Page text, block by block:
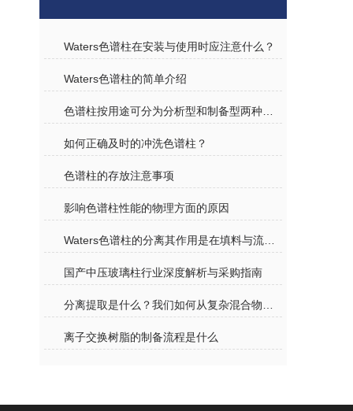
Waters色谱柱在安装与使用时应注意什么？
Waters色谱柱的简单介绍
如何正确及时的冲洗色谱柱？
色谱柱的存放注意事项
影响色谱柱性能的物理方面的原因
国产中压玻璃柱行业深度解析与采购指南
离子交换树脂的制备流程是什么